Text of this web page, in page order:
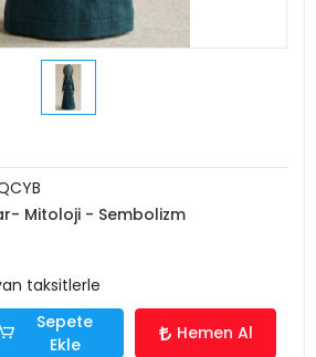
Mitoloji - Sembolizm
taksitlerle
Sepete
Ekle
Hemen Al